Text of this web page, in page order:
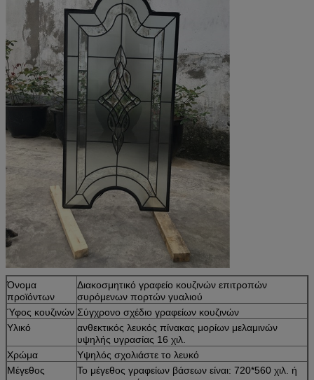
Όνομα
προϊόντων
Διακοσμητικό γραφείο κουζινών επιτροπών
συρόμενων πορτών γυαλιού
Ύφος κουζινών Σύγχρονο σχέδιο γραφείων κουζινών
Υλικό
ανθεκτικός λευκός πίνακας μορίων μελαμινών
υψηλής υγρασίας 16 χιλ.
Χρώμα
Υψηλός σχολιάστε το λευκό
Μέγεθος
Το μέγεθος γραφείων βάσεων είναι: 720*560 χιλ. ή